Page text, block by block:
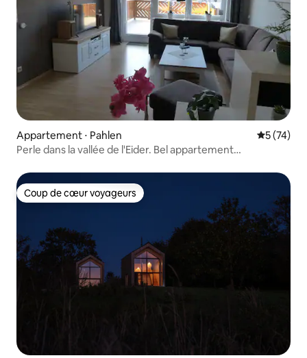
Appartement ⋅ Pahlen
5 (74)
Perle dans la vallée de l'Eider. Bel appartement
Coup de cœur voyageurs
Coup de cœur voyageurs